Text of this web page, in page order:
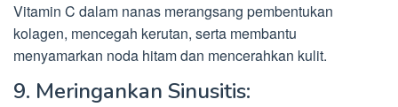
Vitamin C dalam nanas merangsang pembentukan
kolagen, mencegah kerutan, serta membantu
menyamarkan noda hitam dan mencerahkan kulit.
9. Meringankan Sinusitis: